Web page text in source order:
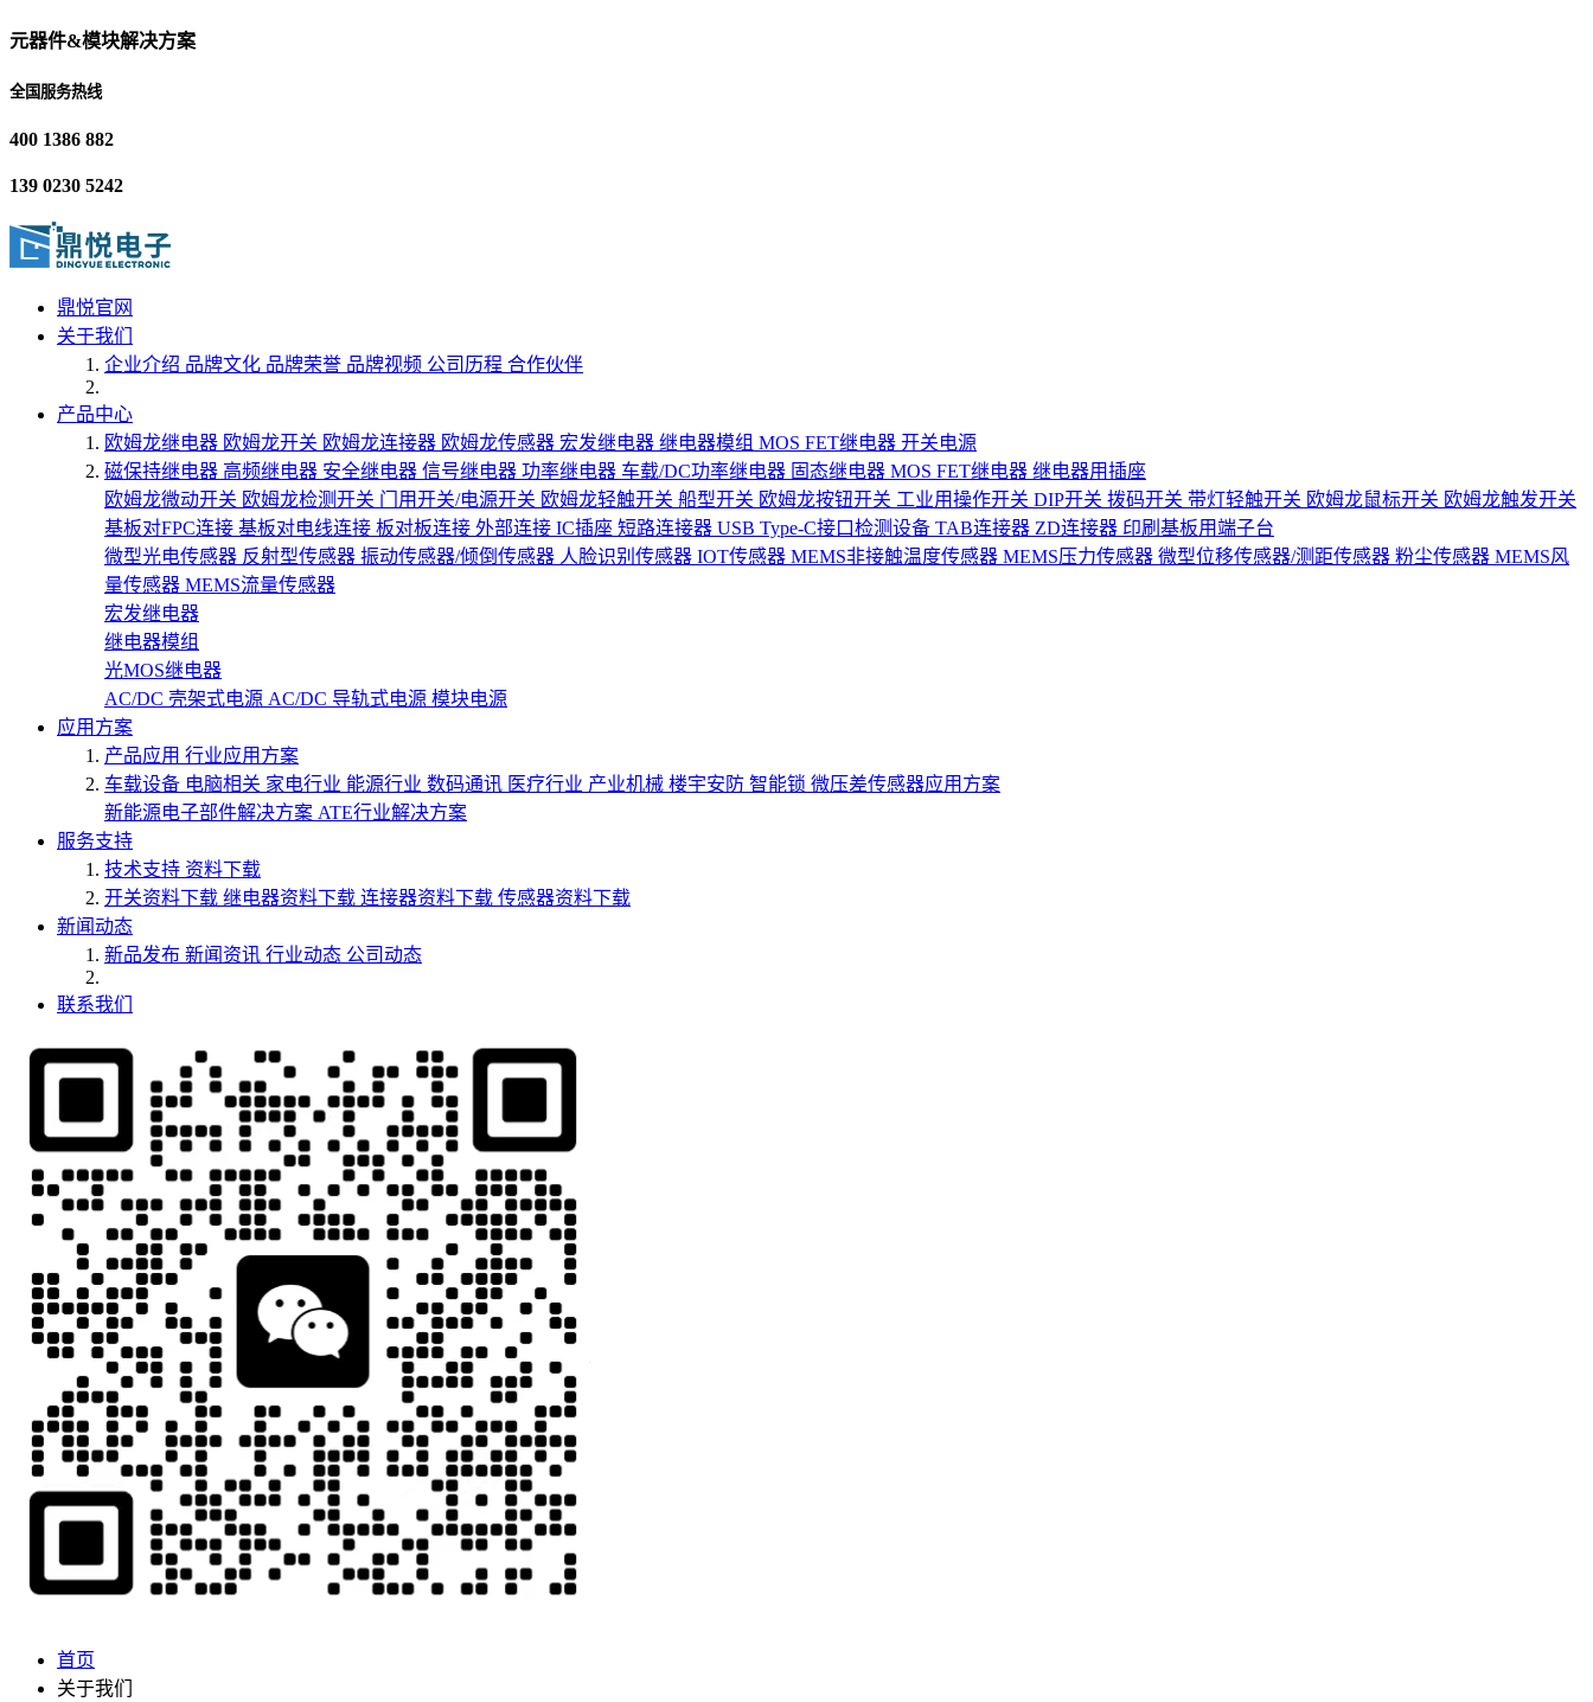
元器件&模块解决方案
全国服务热线
400 1386 882
139 0230 5242
鼎悦官网
关于我们
企业介绍 品牌文化 品牌荣誉 品牌视频 公司历程 合作伙伴
产品中心
欧姆龙继电器 欧姆龙开关 欧姆龙连接器 欧姆龙传感器 宏发继电器 继电器模组 MOS FET继电器 开关电源
磁保持继电器 高频继电器 安全继电器 信号继电器 功率继电器 车载/DC功率继电器 固态继电器 MOS FET继电器 继电器用插座
欧姆龙微动开关 欧姆龙检测开关 门用开关/电源开关 欧姆龙轻触开关 船型开关 欧姆龙按钮开关 工业用操作开关 DIP开关 拨码开关 带灯轻触开关 欧姆龙鼠标开关 欧姆龙触发开关
基板对FPC连接 基板对电线连接 板对板连接 外部连接 IC插座 短路连接器 USB Type-C接口检测设备 TAB连接器 ZD连接器 印刷基板用端子台
微型光电传感器 反射型传感器 振动传感器/倾倒传感器 人脸识别传感器 IOT传感器 MEMS非接触温度传感器 MEMS压力传感器 微型位移传感器/测距传感器 粉尘传感器 MEMS风
量传感器 MEMS流量传感器
宏发继电器
继电器模组
光MOS继电器
AC/DC 壳架式电源 AC/DC 导轨式电源 模块电源
应用方案
产品应用 行业应用方案
车载设备 电脑相关 家电行业 能源行业 数码通讯 医疗行业 产业机械 楼宇安防 智能锁 微压差传感器应用方案
新能源电子部件解决方案 ATE行业解决方案
服务支持
技术支持 资料下载
开关资料下载 继电器资料下载 连接器资料下载 传感器资料下载
新闻动态
新品发布 新闻资讯 行业动态 公司动态
联系我们
首页
关于我们